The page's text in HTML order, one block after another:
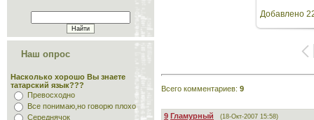
Наш опрос
Насколько хорошо Вы знаете
татарский язык???
Превосходно
Все понимаю,но говорю плохо
Середнячок
Добавлено
Всего комментариев: 9
9 Гламурный (18-Окт-2007 15:58)